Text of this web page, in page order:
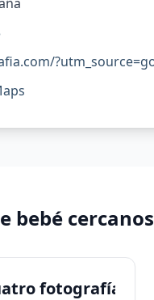
bebé cercanos
fotografía